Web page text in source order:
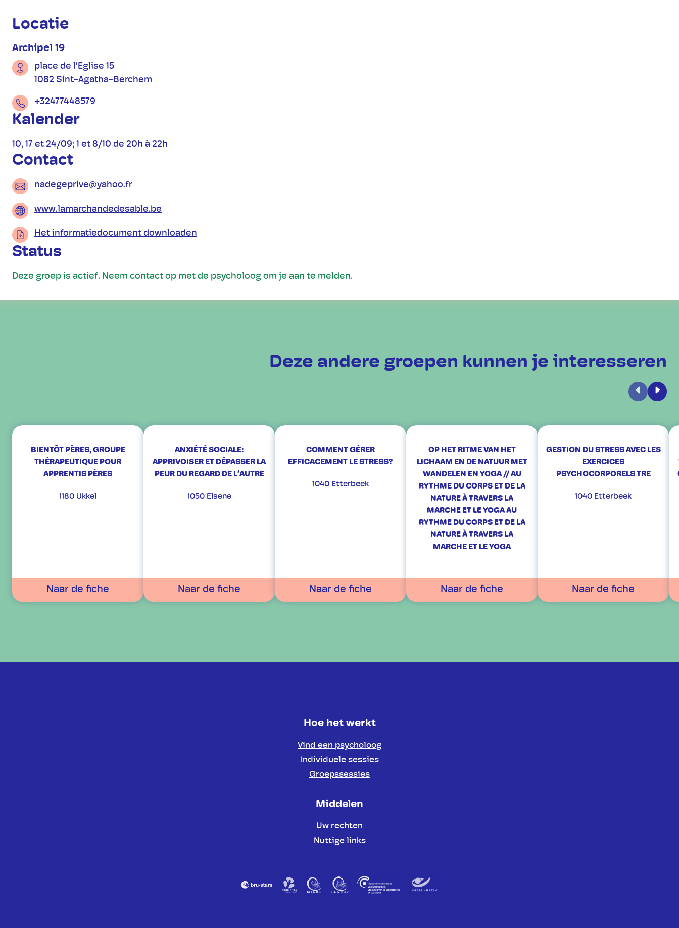
Praktische informatie
Locatie
Archipel 19
place de l’Eglise 15
1082 Sint-Agatha-Berchem
+32477448579
Kalender
10, 17 et 24/09; 1 et 8/10 de 20h à 22h
Contact
nadegeprive@yahoo.fr
www.lamarchandedesable.be
Het informatiedocument downloaden
Status
Deze groep is actief. Neem contact op met de psycholoog om je aan te melden.
Deze andere groepen kunnen je interesseren
Vorige
BIENTÔT PÈRES, GROUPE
THÉRAPEUTIQUE POUR
APPRENTIS PÈRES
1180 Ukkel
Naar de fiche
ANXIÉTÉ SOCIALE:
APPRIVOISER ET DÉPASSER LA
PEUR DU REGARD DE L’AUTRE
1050 Elsene
Naar de fiche
COMMENT GÉRER
EFFICACEMENT LE STRESS?
1040 Etterbeek
Naar de fiche
OP HET RITME VAN HET
LICHAAM EN DE NATUUR MET
WANDELEN EN YOGA // AU
RYTHME DU CORPS ET DE LA
NATURE À TRAVERS LA
MARCHE ET LE YOGA AU
RYTHME DU CORPS ET DE LA
NATURE À TRAVERS LA
MARCHE ET LE YOGA
Naar de fiche
GESTION DU STRESS AVEC LES
EXERCICES
PSYCHOCORPORELS TRE
1040 Etterbeek
Naar de fiche
Hoe het werkt
Vind een psycholoog
Individuele sessies
Groepssessies
Middelen
Uw rechten
Nuttige links